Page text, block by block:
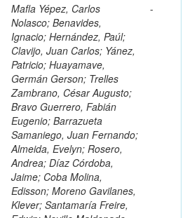
Mafla Yépez, Carlos
Nolasco; Benavides,
Ignacio; Hernández, Paúl;
Clavijo, Juan Carlos; Yánez,
Patricio; Huayamave,
Germán Gerson; Trelles
Zambrano, César Augusto;
Bravo Guerrero, Fabián
Eugenio; Barrazueta
Samaniego, Juan Fernando;
Almeida, Evelyn; Rosero,
Andrea; Díaz Córdoba,
Jaime; Coba Molina,
Edisson; Moreno Gavilanes,
Klever; Santamaría Freire,
-